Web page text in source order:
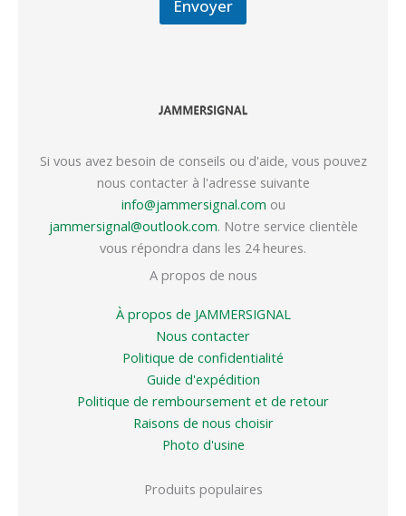
Envoyer
Si vous avez besoin de conseils ou d'aide, vous pouvez
nous contacter à l'adresse suivante
info@jammersignal.com ou
jammersignal@outlook.com. Notre service clientèle
vous répondra dans les 24 heures.
A propos de nous
À propos de JAMMERSIGNAL
Nous contacter
Politique de confidentialité
Guide d'expédition
Politique de remboursement et de retour
Raisons de nous choisir
Photo d'usine
Produits populaires